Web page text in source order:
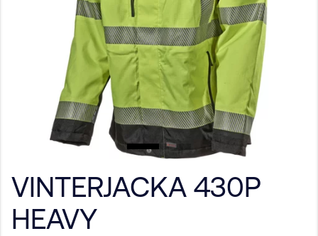
VINTERJACKA 430P
HEAVY